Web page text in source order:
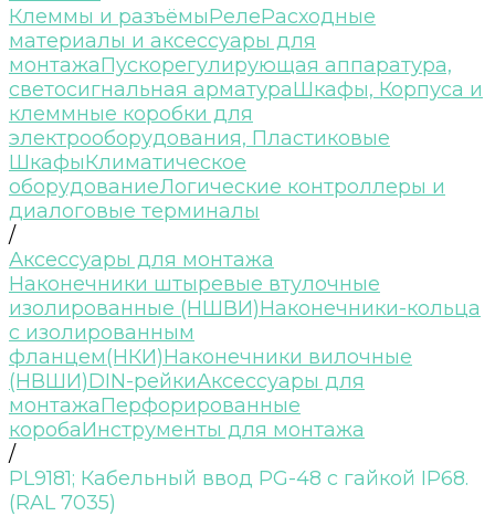
Клеммы и разъёмыРелеРасходные
материалы и аксессуары для
монтажаПускорегулирующая аппаратура,
светосигнальная арматураШкафы, Корпуса и
клеммные коробки для
электрооборудования, Пластиковые
ШкафыКлиматическое
оборудованиеЛогические контроллеры и
диалоговые терминалы
/
Аксессуары для монтажа
Наконечники штыревые втулочные
изолированные (НШВИ)Наконечники-кольца
с изолированным
фланцем(НКИ)Наконечники вилочные
(НВШИ)DIN-рейкиАксессуары для
монтажаПерфорированные
коробаИнструменты для монтажа
/
PL9181; Кабельный ввод PG-48 с гайкой IP68.
(RAL 7035)